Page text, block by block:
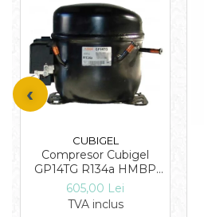
CUBIGEL
Compresor Cubigel
GP14TG R134a HMBP
3/8 HP
605,00 Lei
TVA inclus